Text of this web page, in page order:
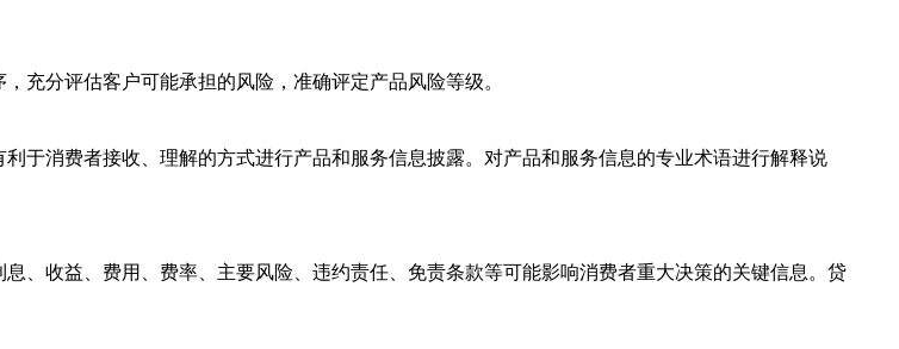
充分评估客户可能承担的风险，准确评定产品风险等级。
于消费者接收、理解的方式进行产品和服务信息披露。对产品和服务信息的专业术语进行解释说
、收益、费用、费率、主要风险、违约责任、免责条款等可能影响消费者重大决策的关键信息。贷